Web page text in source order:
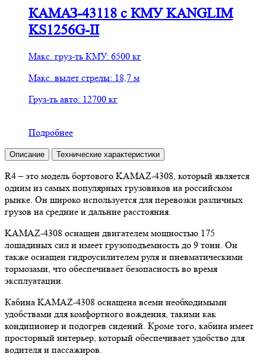
КАМАЗ-43118 с КМУ KANGLIM
KS1256G-II
Макс. груз-ть КМУ: 6500 кг
Макс. вылет стрелы: 18,7 м
Груз-ть авто: 12700 кг
Подробнее
Описание Технические характеристики
R4 – это модель бортового KAMAZ-4308, который является
одним из самых популярных грузовиков на российском
рынке. Он широко используется для перевозки различных
грузов на средние и дальние расстояния.
KAMAZ-4308 оснащен двигателем мощностью 175
лошадиных сил и имеет грузоподъемность до 9 тонн. Он
также оснащен гидроусилителем руля и пневматическими
тормозами, что обеспечивает безопасность во время
эксплуатации.
Кабина KAMAZ-4308 оснащена всеми необходимыми
удобствами для комфортного вождения, такими как
кондиционер и подогрев сидений. Кроме того, кабина имеет
просторный интерьер, который обеспечивает удобство для
водителя и пассажиров.